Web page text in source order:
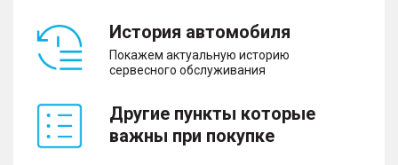
История автомобиля
Покажем актуальную историю
сервесного обслуживания
Другие пункты которые
важны при покупке